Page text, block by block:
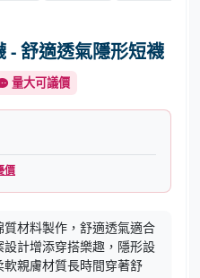
- 舒適透氣隱形短襪
量大可議價
價
材料製作，舒適透氣適合
計增添穿搭樂趣，隱形設
親膚材質長時間穿著舒